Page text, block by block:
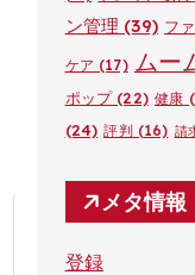
ン管理 (39) フ
ケア (17) ムー
ポップ(22) 健康
(24) 評判 (16) 請
メタ情報
登録